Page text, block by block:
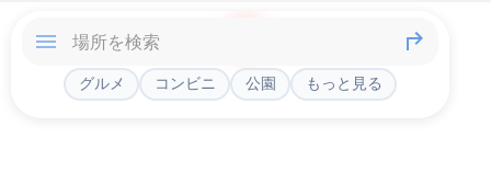
グルメ コンビニ 公園 もっと見る